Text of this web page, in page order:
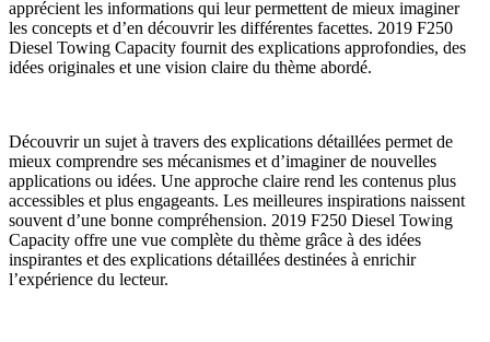
apprécient les informations qui leur permettent de mieux imaginer
les concepts et d’en découvrir les différentes facettes. 2019 F250
Diesel Towing Capacity fournit des explications approfondies, des
idées originales et une vision claire du thème abordé.
Découvrir un sujet à travers des explications détaillées permet de
mieux comprendre ses mécanismes et d’imaginer de nouvelles
applications ou idées. Une approche claire rend les contenus plus
accessibles et plus engageants. Les meilleures inspirations naissent
souvent d’une bonne compréhension. 2019 F250 Diesel Towing
Capacity offre une vue complète du thème grâce à des idées
inspirantes et des explications détaillées destinées à enrichir
l’expérience du lecteur.